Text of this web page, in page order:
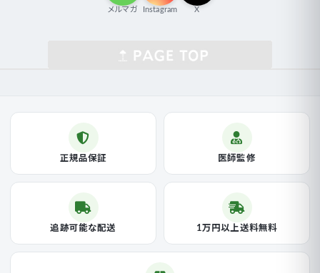
メルマガ Instagram X
正規品保証 医師監修
追跡可能な配送 1万円以上送料無料